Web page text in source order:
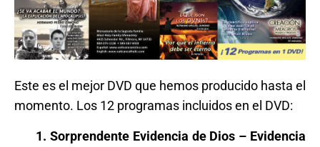
Este es el mejor DVD que hemos producido hasta el
momento. Los 12 programas incluidos en el DVD:
1. Sorprendente Evidencia de Dios – Evidencia